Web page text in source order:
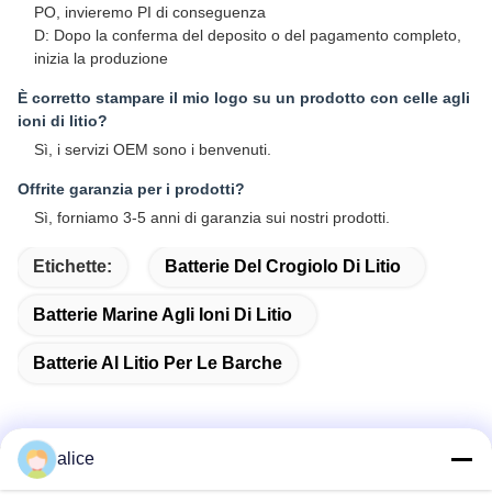
PO, invieremo PI di conseguenza
D: Dopo la conferma del deposito o del pagamento completo,
inizia la produzione
È corretto stampare il mio logo su un prodotto con celle agli
ioni di litio?
Sì, i servizi OEM sono i benvenuti.
Offrite garanzia per i prodotti?
Sì, forniamo 3-5 anni di garanzia sui nostri prodotti.
Etichette: Batterie Del Crogiolo Di Litio
Batterie Marine Agli Ioni Di Litio
Batterie Al Litio Per Le Barche
alice